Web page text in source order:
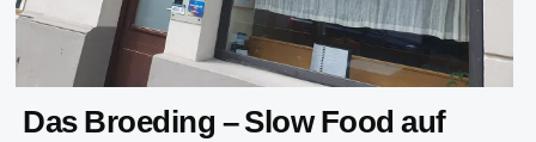
Das Broeding – Slow Food auf